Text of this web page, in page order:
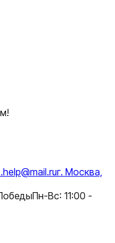
г. Москва,
Пн-Вс: 11:00 -